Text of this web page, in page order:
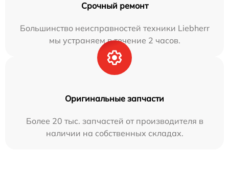
Срочный ремонт
Большинство неисправностей техники Liebherr
мы устраняем в течение 2 часов.
Оригинальные запчасти
Более 20 тыс. запчастей от производителя в
наличии на собственных складах.